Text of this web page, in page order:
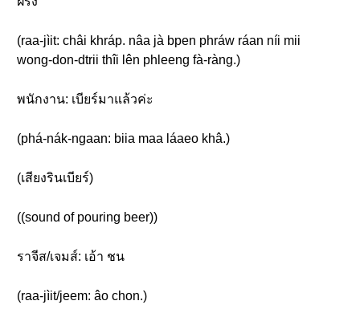
(raa-jìit: châi khráp. nâa jà bpen phráw ráan níi mii
wong-don-dtrii thîi lên phleeng fà-ràng.)
พนักงาน: เบียร์มาแล้วค่ะ
(phá-nák-ngaan: biia maa láaeo khâ.)
(เสียงรินเบียร์)
((sound of pouring beer))
ราจีส/เจมส์: เอ้า ชน
(raa-jìit/jeem: âo chon.)